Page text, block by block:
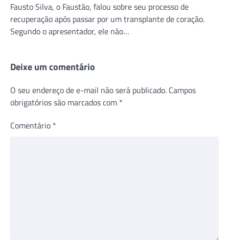
Fausto Silva, o Faustão, falou sobre seu processo de
recuperação após passar por um transplante de coração.
Segundo o apresentador, ele não…
Deixe um comentário
O seu endereço de e-mail não será publicado. Campos
obrigatórios são marcados com *
Comentário *